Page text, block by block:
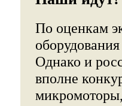
По оценкам
Однако и
вполне